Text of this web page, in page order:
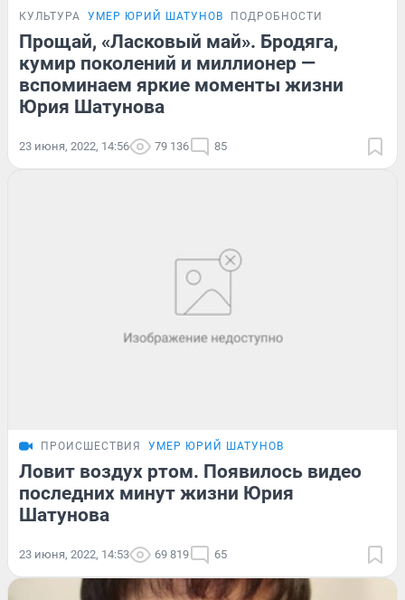
КУЛЬТУРА УМЕР ЮРИЙ ШАТУНОВ ПОДРОБНОСТИ
Прощай, «Ласковый май». Бродяга,
кумир поколений и миллионер —
вспоминаем яркие моменты жизни
Юрия Шатунова
23 июня, 2022, 14:56 79 136 85
ПРОИСШЕСТВИЯ УМЕР ЮРИЙ ШАТУНОВ
Ловит воздух ртом. Появилось видео
последних минут жизни Юрия
Шатунова
23 июня, 2022, 14:53 69 819 65